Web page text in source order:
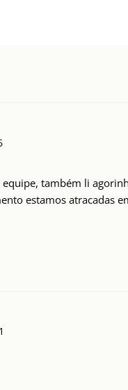
também li
estamos atracadas